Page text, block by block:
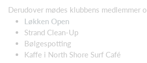
Derudover mødes klubbens medlemmer
Løkken Open
Strand Clean-Up
Bølgespotting
Kaffe i North Shore Surf Café